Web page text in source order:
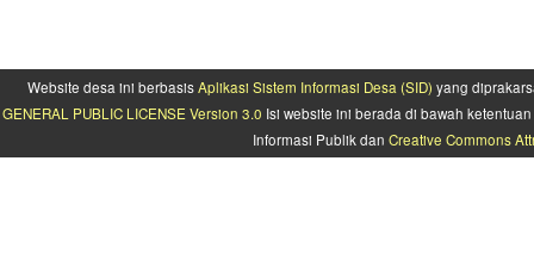
Website desa ini berbasisAplikasi Sistem Informasi Desa (SID) yang
GENERAL PUBLIC LICENSE Version 3.0 Isi website ini berada di bawah
Informasi Publik dan Creative Commons